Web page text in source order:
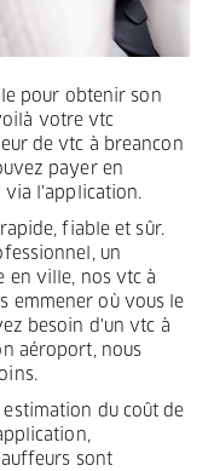
pour obtenir son
votre vtc
de vtc à breancon
payer en
via l'application.
fiable et sûr.
un
en ville, nos vtc à
emmener où vous le
besoin d'un vtc à
aéroport, nous
du coût de
sont